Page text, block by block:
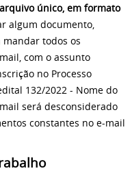
único, em formato
algum documento,
todos os
com o assunto
no Processo
132/2022 - Nome do
será desconsiderado
constantes no e-mail